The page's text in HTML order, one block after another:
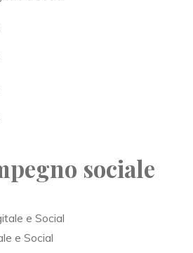
sociale
e Social